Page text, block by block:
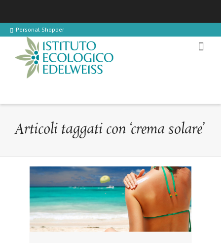
Personal Shopper
Articoli taggati con ‘crema solare’